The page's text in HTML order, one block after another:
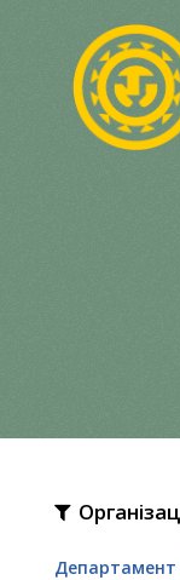
Департамент